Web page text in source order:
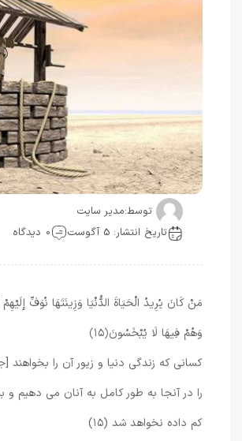
توسط:مدیر سایت
تاریخ انتشار: 5 آگوست
0 دیدگاه
مَنْ كَانَ يُرِيدُ الْحَيَاةَ الدُّنْيَا وَزِينَتَهَا نُوَفِّ
وَهُمْ فِيهَا لَا يُبْخَسُونَ﴿۱۵﴾
كسانى كه زندگى دنيا و زيور آن را بخواهند
را در آنجا به طور كامل به آنان مى‏ دهيم و
كم داده نخواهد شد (۱۵)